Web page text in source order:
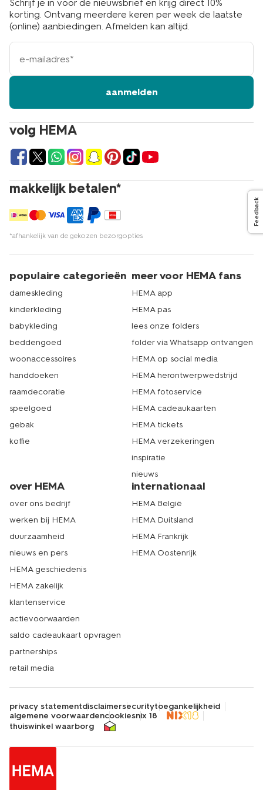
volg HEMA
makkelijk betalen*
*afhankelijk van de gekozen bezorgopties
Schrijf je in voor de nieuwsbrief en krijg direct 10%
korting. Ontvang meerdere keren per week de laatste
(online) aanbiedingen. Afmelden kan altijd.
e-
mailadres
aanmelden
populaire categorieën
dameskleding
kinderkleding
babykleding
beddengoed
woonaccessoires
handdoeken
raamdecoratie
speelgoed
gebak
koffie
meer voor HEMA fans
HEMA app
HEMA pas
lees onze folders
folder via Whatsapp ontvangen
HEMA op social media
HEMA herontwerpwedstrijd
HEMA fotoservice
HEMA cadeaukaarten
HEMA tickets
HEMA verzekeringen
inspiratie
nieuws
over HEMA
over ons bedrijf
werken bij HEMA
duurzaamheid
nieuws en pers
HEMA geschiedenis
HEMA zakelijk
klantenservice
actievoorwaarden
saldo cadeaukaart opvragen
partnerships
retail media
internationaal
HEMA België
HEMA Duitsland
HEMA Frankrijk
HEMA Oostenrijk
privacy statementdisclaimersecuritytoegankelijkheid
algemene voorwaardencookiesnix 18
thuiswinkel waarborg
Feedback